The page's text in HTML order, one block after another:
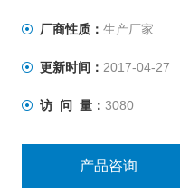
厂商性质： 生产厂家
更新时间： 2017-04-27
访 问 量： 3080
产品咨询